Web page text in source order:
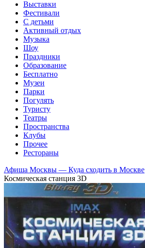
Выставки
Фестивали
С детьми
Активный отдых
Музыка
Шоу
Праздники
Образование
Бесплатно
Музеи
Парки
Погулять
Туристу
Театры
Пространства
Клубы
Прочее
Рестораны
Афиша Москвы — Куда сходить в Москве
Космическая станция 3D